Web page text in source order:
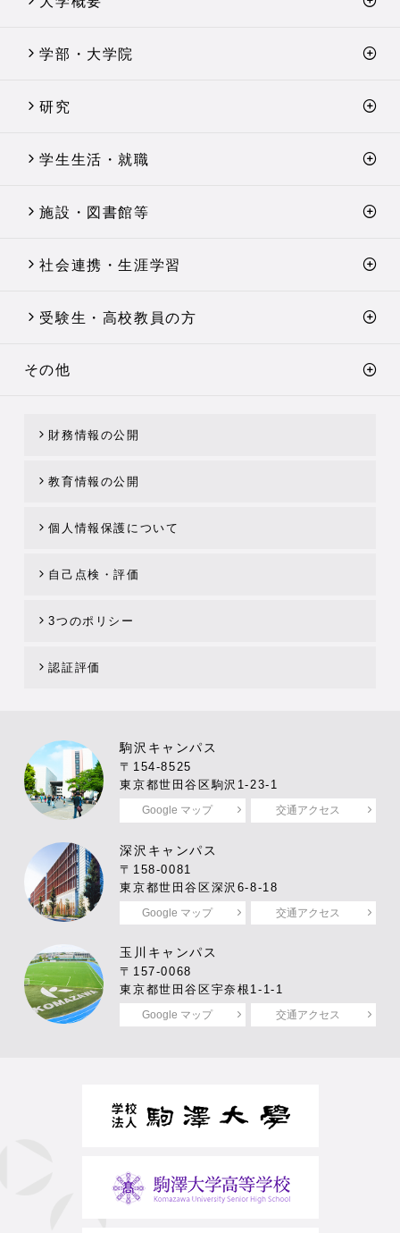
学部・大学院
研究
学生生活・就職
施設・図書館等
社会連携・生涯学習
受験生・高校教員の方
その他
財務情報の公開
教育情報の公開
個人情報保護について
自己点検・評価
3つのポリシー
認証評価
駒沢キャンパス
〒154-8525
東京都世田谷区駒沢1-23-1
Google マップ 交通アクセス
深沢キャンパス
〒158-0081
東京都世田谷区深沢6-8-18
Google マップ 交通アクセス
玉川キャンパス
〒157-0068
東京都世田谷区宇奈根1-1-1
Google マップ 交通アクセス